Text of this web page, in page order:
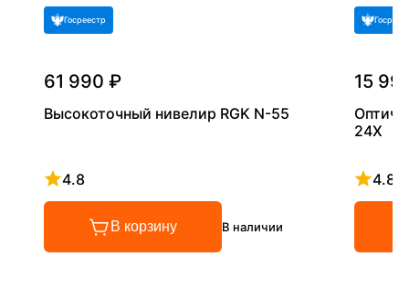
Госреестр
61 990 ₽
Высокоточный нивелир RGK N-55
4.8
Рейтинг 4.8 из 5
В корзину В наличии
15
24X
4.8